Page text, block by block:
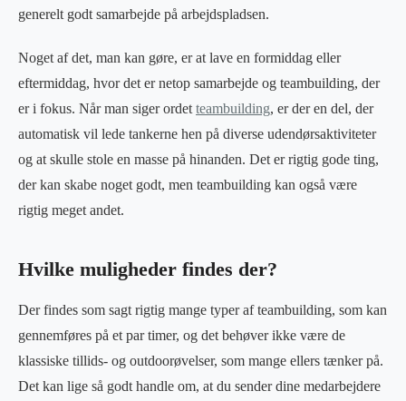
generelt godt samarbejde på arbejdspladsen.
Noget af det, man kan gøre, er at lave en formiddag eller
eftermiddag, hvor det er netop samarbejde og teambuilding, der
er i fokus. Når man siger ordet teambuilding, er der en del, der
automatisk vil lede tankerne hen på diverse udendørsaktiviteter
og at skulle stole en masse på hinanden. Det er rigtig gode ting,
der kan skabe noget godt, men teambuilding kan også være
rigtig meget andet.
Hvilke muligheder findes der?
Der findes som sagt rigtig mange typer af teambuilding, som kan
gennemføres på et par timer, og det behøver ikke være de
klassiske tillids- og outdoorøvelser, som mange ellers tænker på.
Det kan lige så godt handle om, at du sender dine medarbejdere